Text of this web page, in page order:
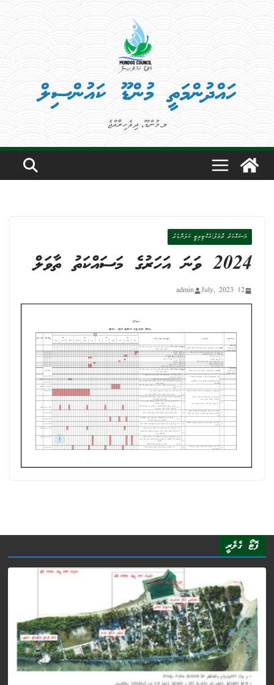
Skip
to
content
ހައްދުންމަތީ މުންޑޫ ކައުންސިލް
ލ.މުންޑޫ، ދިވެހިރާއްޖެ
މަސައްކަތު ތާވަލު/އެކްޓިވިޓީ ކަލަންޑަރު
2024 ވަނަ އަހަރުގެ މަސައްކަތު ތާވަލް
12 July, 2023
admin
ފޮޓޯ ގެލެރީ